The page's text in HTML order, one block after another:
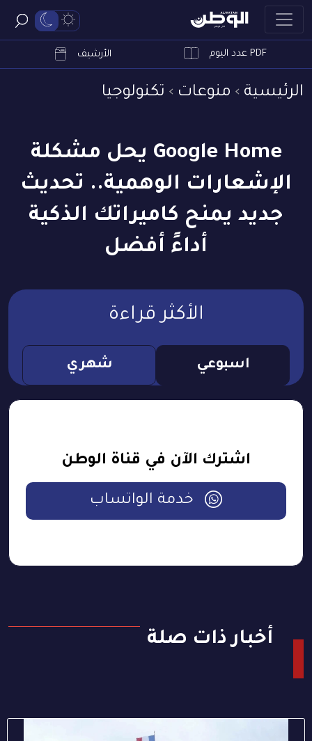
PDF عدد اليوم الأرشيف
الرئيسية منوعات تكنولوجيا
Google Home يحل مشكلة
الإشعارات الوهمية.. تحديث
جديد يمنح كاميراتك الذكية
أداءً أفضل
الأكثر قراءة
اسبوعي شهري
اشترك الآن في قناة الوطن
خدمة الواتساب
أخبار ذات صلة